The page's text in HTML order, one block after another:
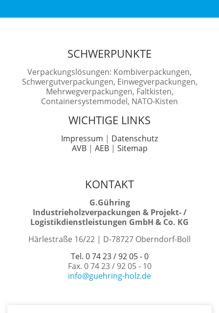
SCHWERPUNKTE
Verpackungslösungen: Kombiverpackungen,
Schwergutverpackungen, Einwegverpackungen,
Mehrwegverpackungen, Faltkisten,
Containersystemmodel, NATO-Kisten
WICHTIGE LINKS
Impressum | Datenschutz
AVB| AEB| Sitemap
KONTAKT
G.Gühring
Industrieholzverpackungen & Projekt- /
Logistikdienstleistungen GmbH & Co. KG
Härlestraße 16/22 | D-78727 Oberndorf-Boll
Tel. 0 74 23 / 92 05 - 0
Fax. 0 74 23 / 92 05 - 10
info@guehring-holz.de